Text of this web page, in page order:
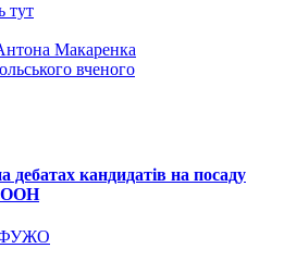
тут
Макаренка
вченого
кандидатів на посаду
ООН